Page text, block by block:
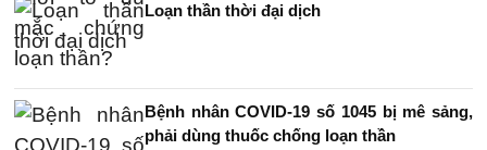
Loạn thần thời đại dịch
Bệnh nhân COVID-19 số 1045 bị mê sảng,
phải dùng thuốc chống loạn thần